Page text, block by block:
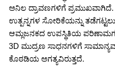
ಅನಿಲ ದ್ರಾವಣಗಳಿಗೆ ಪ್ರಮುಖವಾಗಿದೆ.
ಉತ್ಪನ್ನಗಳ ಸೋರಿಕೆಯನ್ನು
ಆಮ್ಲಜನಕದ ಉಪಸ್ಥಿತಿಯ
3D ಮುದ್ರಣ ಸಾಧನಗಳಿಗೆ
ಕೊಠಡಿಯ ಅಗತ್ಯವಿರುತ್ತದೆ.